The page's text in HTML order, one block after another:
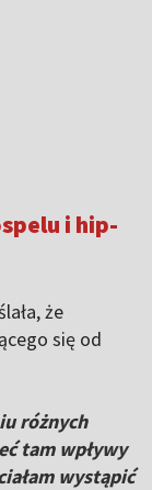
i hip-
że
się od
różnych
tam wpływy
wystąpić